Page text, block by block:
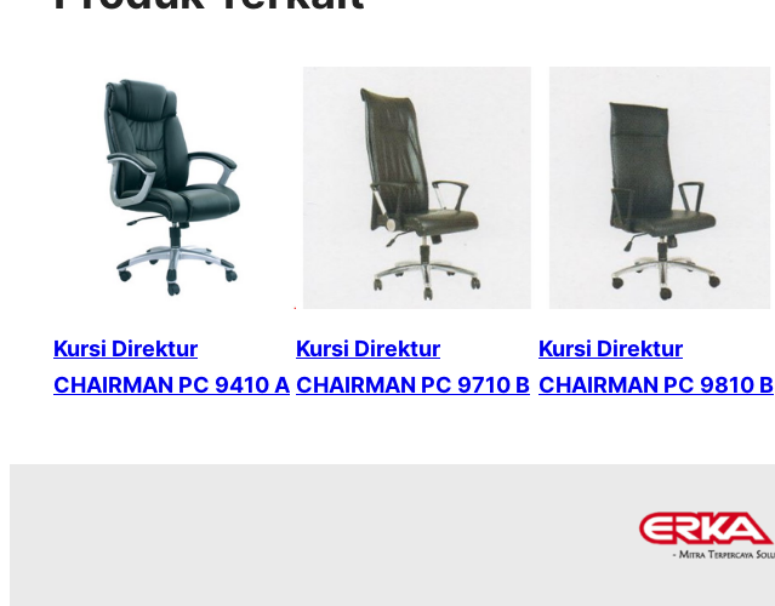
Kursi Direktur
CHAIRMAN PC 9410 A
Kursi Direktur
CHAIRMAN PC 9710 B
Kursi Direktur
CHAIRMAN PC 9810 B